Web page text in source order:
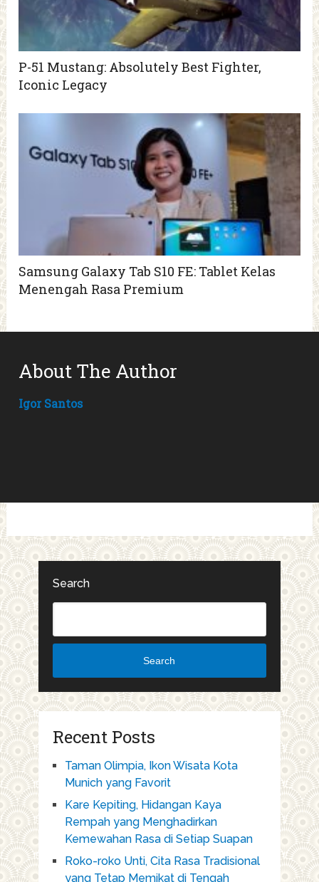
P-51 Mustang: Absolutely Best Fighter,
Iconic Legacy
Samsung Galaxy Tab S10 FE: Tablet Kelas
Menengah Rasa Premium
About The Author
Igor Santos
Search
Search
Recent Posts
Taman Olimpia, Ikon Wisata Kota
Munich yang Favorit
Kare Kepiting, Hidangan Kaya
Rempah yang Menghadirkan
Kemewahan Rasa di Setiap Suapan
Roko-roko Unti, Cita Rasa Tradisional
yang Tetap Memikat di Tengah